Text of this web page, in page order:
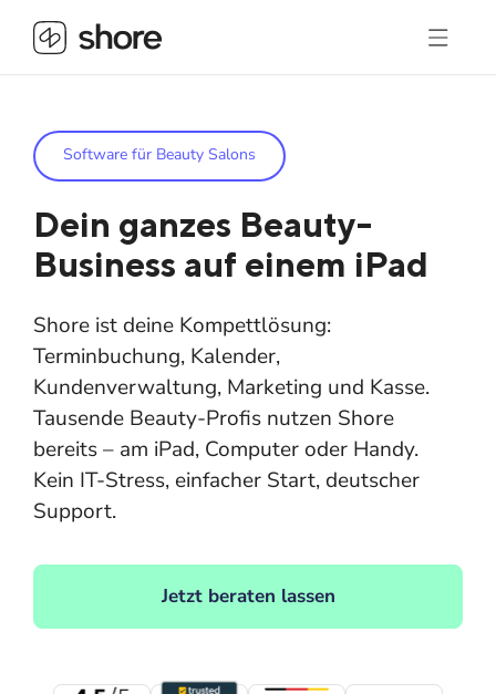
Software für Beauty Salons
Dein ganzes Beauty-
Business auf einem iPad
Shore ist deine Kompettlösung:
Terminbuchung, Kalender,
Kundenverwaltung, Marketing und Kasse.
Tausende Beauty-Profis nutzen Shore
bereits – am iPad, Computer oder Handy.
Kein IT-Stress, einfacher Start, deutscher
Support.
Jetzt beraten lassen